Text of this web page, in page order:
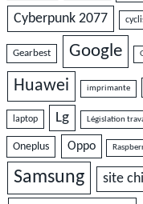
Cyberpunk 2077
Gearbest Google
Huawei imprimante
laptop Lg Législation
Oneplus Oppo
Samsung site